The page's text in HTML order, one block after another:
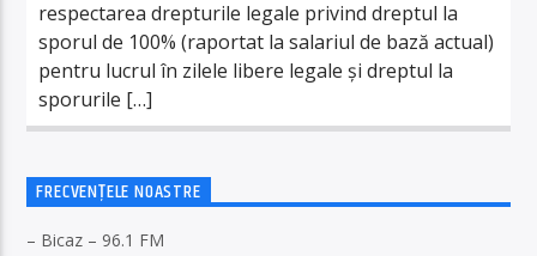
respectarea drepturile legale privind dreptul la
sporul de 100% (raportat la salariul de bază actual)
pentru lucrul în zilele libere legale și dreptul la
sporurile […]
FRECVENȚELE NOASTRE
– Bicaz – 96.1 FM